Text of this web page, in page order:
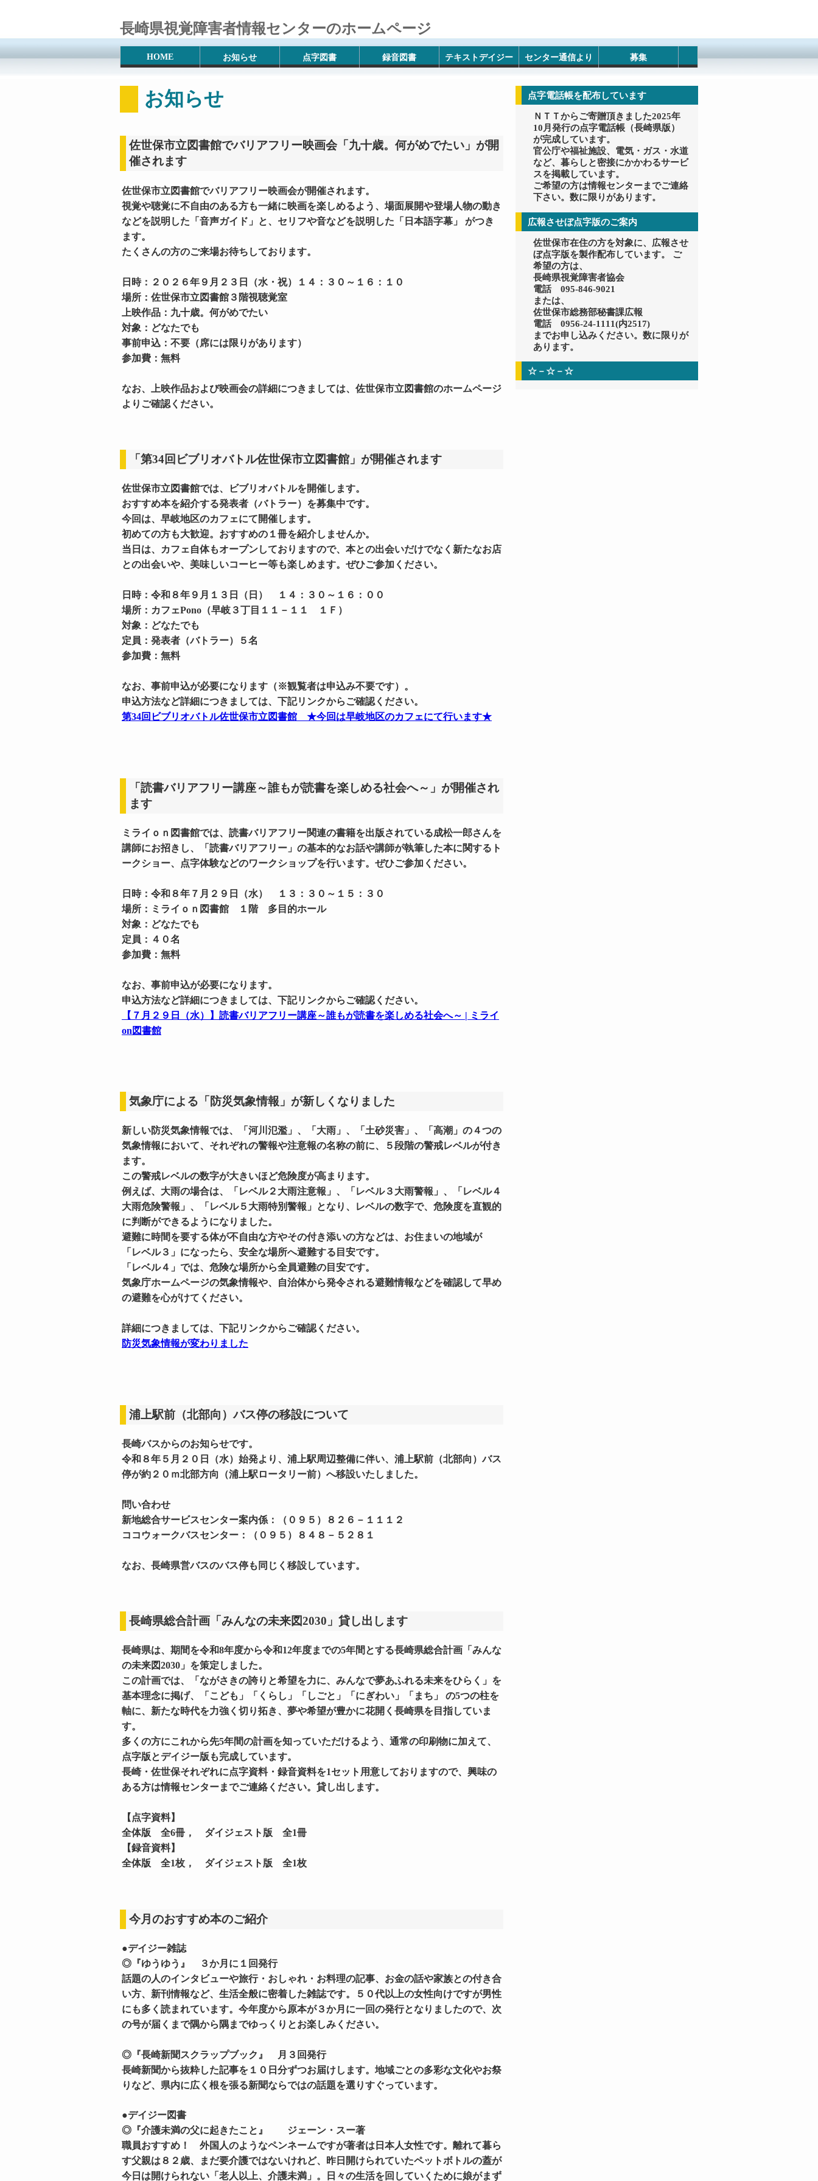
長崎県視覚障害者情報センターのホームページ
HOME お知らせ 点字図書 録音図書 テキストデイジー センター通信より 募集
お知らせ
佐世保市立図書館でバリアフリー映画会「九十歳。何がめでたい」が開
催されます
佐世保市立図書館でバリアフリー映画会が開催されます。
視覚や聴覚に不自由のある方も一緒に映画を楽しめるよう、場面展開や登場人物の動き
などを説明した「音声ガイド」と、セリフや音などを説明した「日本語字幕」 がつき
ます。
たくさんの方のご来場お待ちしております。
日時：２０２６年９月２３日（水・祝）１４：３０～１６：１０
場所：佐世保市立図書館３階視聴覚室
上映作品：九十歳。何がめでたい
対象：どなたでも
事前申込：不要（席には限りがあります）
参加費：無料
なお、上映作品および映画会の詳細につきましては、佐世保市立図書館のホームページ
よりご確認ください。
「第34回ビブリオバトル佐世保市立図書館」が開催されます
佐世保市立図書館では、ビブリオバトルを開催します。
おすすめ本を紹介する発表者（バトラー）を募集中です。
今回は、早岐地区のカフェにて開催します。
初めての方も大歓迎。おすすめの１冊を紹介しませんか。
当日は、カフェ自体もオープンしておりますので、本との出会いだけでなく新たなお店
との出会いや、美味しいコーヒー等も楽しめます。ぜひご参加ください。
日時：令和８年９月１３日（日） １４：３０～１６：００
場所：カフェPono（早岐３丁目１１－１１ １Ｆ）
対象：どなたでも
定員：発表者（バトラー）５名
参加費：無料
なお、事前申込が必要になります（※観覧者は申込み不要です）。
申込方法など詳細につきましては、下記リンクからご確認ください。
第34回ビブリオバトル佐世保市立図書館 ★今回は早岐地区のカフェにて行います★
「読書バリアフリー講座～誰もが読書を楽しめる社会へ～」が開催され
ます
ミライｏｎ図書館では、読書バリアフリー関連の書籍を出版されている成松一郎さんを
講師にお招きし、「読書バリアフリー」の基本的なお話や講師が執筆した本に関するト
ークショー、点字体験などのワークショップを行います。ぜひご参加ください。
日時：令和８年７月２９日（水） １３：３０～１５：３０
場所：ミライｏｎ図書館 １階 多目的ホール
対象：どなたでも
定員：４０名
参加費：無料
なお、事前申込が必要になります。
申込方法など詳細につきましては、下記リンクからご確認ください。
【７月２９日（水）】読書バリアフリー講座～誰もが読書を楽しめる社会へ～ | ミライ
on図書館
気象庁による「防災気象情報」が新しくなりました
新しい防災気象情報では、「河川氾濫」、「大雨」、「土砂災害」、「高潮」の４つの
気象情報において、それぞれの警報や注意報の名称の前に、５段階の警戒レベルが付き
ます。
この警戒レベルの数字が大きいほど危険度が高まります。
例えば、大雨の場合は、「レベル２大雨注意報」、「レベル３大雨警報」、「レベル４
大雨危険警報」、「レベル５大雨特別警報」となり、レベルの数字で、危険度を直観的
に判断ができるようになりました。
避難に時間を要する体が不自由な方やその付き添いの方などは、お住まいの地域が
「レベル３」になったら、安全な場所へ避難する目安です。
「レベル４」では、危険な場所から全員避難の目安です。
気象庁ホームページの気象情報や、自治体から発令される避難情報などを確認して早め
の避難を心がけてください。
詳細につきましては、下記リンクからご確認ください。
防災気象情報が変わりました
浦上駅前（北部向）バス停の移設について
長崎バスからのお知らせです。
令和８年５月２０日（水）始発より、浦上駅周辺整備に伴い、浦上駅前（北部向）バス
停が約２０ｍ北部方向（浦上駅ロータリー前）へ移設いたしました。
問い合わせ
新地総合サービスセンター案内係：（０９５）８２６－１１１２
ココウォークバスセンター：（０９５）８４８－５２８１
なお、長崎県営バスのバス停も同じく移設しています。
長崎県総合計画「みんなの未来図2030」貸し出します
長崎県は、期間を令和8年度から令和12年度までの5年間とする長崎県総合計画「みんな
の未来図2030」を策定しました。
この計画では、「ながさきの誇りと希望を力に、みんなで夢あふれる未来をひらく」を
基本理念に掲げ、「こども」「くらし」「しごと」「にぎわい」「まち」 の5つの柱を
軸に、新たな時代を力強く切り拓き、夢や希望が豊かに花開く長崎県を目指していま
す。
多くの方にこれから先5年間の計画を知っていただけるよう、通常の印刷物に加えて、
点字版とデイジー版も完成しています。
長崎・佐世保それぞれに点字資料・録音資料を1セット用意しておりますので、興味の
ある方は情報センターまでご連絡ください。貸し出します。
【点字資料】
全体版 全6冊， ダイジェスト版 全1冊
【録音資料】
全体版 全1枚， ダイジェスト版 全1枚
今月のおすすめ本のご紹介
●デイジー雑誌
◎『ゆうゆう』 ３か月に１回発行
話題の人のインタビューや旅行・おしゃれ・お料理の記事、お金の話や家族との付き合
い方、新刊情報など、生活全般に密着した雑誌です。５０代以上の女性向けですが男性
にも多く読まれています。今年度から原本が３か月に一回の発行となりましたので、次
の号が届くまで隅から隅までゆっくりとお楽しみください。
◎『長崎新聞スクラップブック』 月３回発行
長崎新聞から抜粋した記事を１０日分ずつお届けします。地域ごとの多彩な文化やお祭
りなど、県内に広く根を張る新聞ならではの話題を選りすぐっています。
●デイジー図書
◎『介護未満の父に起きたこと』 ジェーン・スー著
職員おすすめ！ 外国人のようなペンネームですが著者は日本人女性です。離れて暮ら
す父親は８２歳、まだ要介護ではないけれど、昨日開けられていたペットボトルの蓋が
今日は開けられない「老人以上、介護未満」。日々の生活を回していくために娘がまず
点字電話帳を配布しています
ＮＴＴからご寄贈頂きました2025年
10月発行の点字電話帳（長崎県版）
が完成しています。
官公庁や福祉施設、電気・ガス・水道
など、暮らしと密接にかかわるサービ
スを掲載しています。
ご希望の方は情報センターまでご連絡
下さい。数に限りがあります。
広報させぼ点字版のご案内
佐世保市在住の方を対象に、広報させ
ぼ点字版を製作配布しています。 ご
希望の方は、
長崎県視覚障害者協会
電話 095-846-9021
または、
佐世保市総務部秘書課広報
電話 0956-24-1111(内2517)
までお申し込みください。数に限りが
あります。
☆－☆－☆